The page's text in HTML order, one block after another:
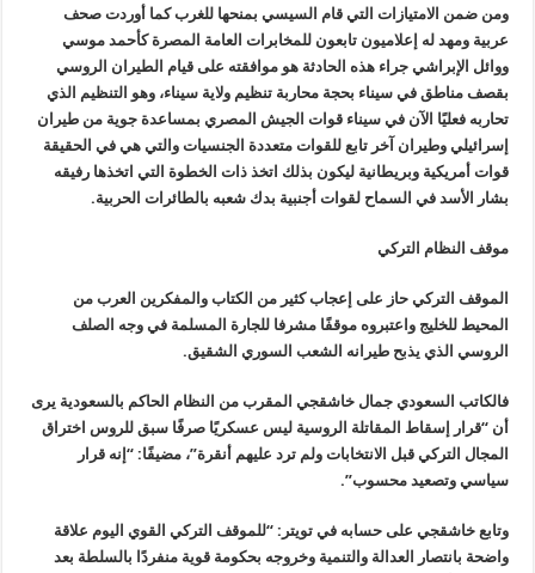
ومن ضمن الامتيازات التي قام السيسي بمنحها للغرب كما أوردت صحف
عربية ومهد له إعلاميون تابعون للمخابرات العامة المصرة كأحمد موسي
ووائل الإبراشي جراء هذه الحادثة هو موافقته على قيام الطيران الروسي
بقصف مناطق في سيناء بحجة محاربة تنظيم ولاية سيناء، وهو التنظيم الذي
تحاربه فعليًا الآن في سيناء قوات الجيش المصري بمساعدة جوية من طيران
إسرائيلي وطيران آخر تابع للقوات متعددة الجنسيات والتي هي في الحقيقة
قوات أمريكية وبريطانية ليكون بذلك اتخذ ذات الخطوة التي اتخذها رفيقه
بشار الأسد في السماح لقوات أجنبية بدك شعبه بالطائرات الحربية.
موقف النظام التركي
الموقف التركي حاز على إعجاب كثير من الكتاب والمفكرين العرب من
المحيط للخليج واعتبروه موقفًا مشرفا للجارة المسلمة في وجه الصلف
الروسي الذي يذبح طيرانه الشعب السوري الشقيق.
فالكاتب السعودي جمال خاشقجي المقرب من النظام الحاكم بالسعودية يرى
أن “قرار إسقاط المقاتلة الروسية ليس عسكريًا صرفًا سبق للروس اختراق
المجال التركي قبل الانتخابات ولم ترد عليهم أنقرة”، مضيفًا: “إنه قرار
سياسي وتصعيد محسوب”.
وتابع خاشقجي على حسابه في تويتر: “للموقف التركي القوي اليوم علاقة
واضحة بانتصار العدالة والتنمية وخروجه بحكومة قوية منفردًا بالسلطة بعد